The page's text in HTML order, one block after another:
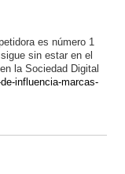
es número 1
sin estar en el
la Sociedad Digital
influencia-marcas-